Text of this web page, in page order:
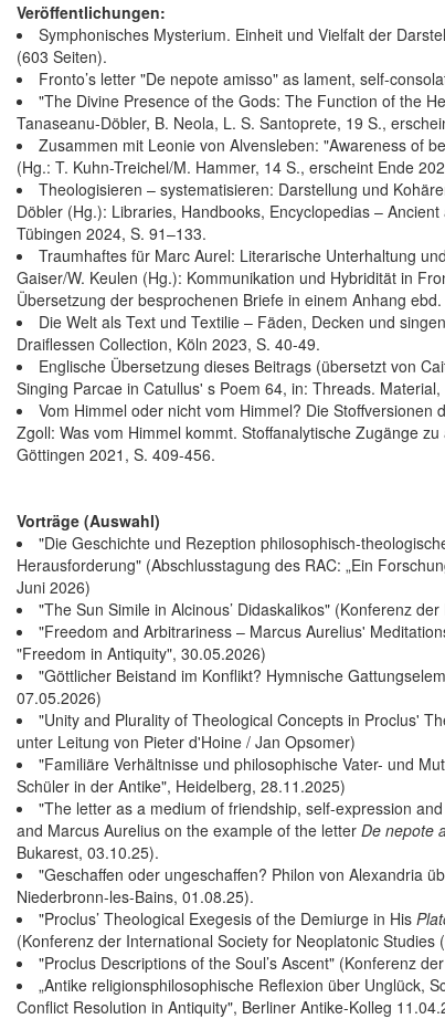
Veröffentlichungen:
Symphonisches Mysterium. Einheit und Vielfalt der
(603 Seiten).
Fronto’s letter "De nepote amisso" as lament, self-
"The Divine Presence of the Gods: The Function of the
Tanaseanu-Döbler, B. Neola, L. S. Santoprete, 19 S.,
Zusammen mit Leonie von Alvensleben: "Awareness of
(Hg.: T. Kuhn-Treichel/M. Hammer, 14 S., erscheint Ende
Theologisieren – systematisieren: Darstellung und
Döbler (Hg.): Libraries, Handbooks, Encyclopedias –
Tübingen 2024, S. 91–133.
Traumhaftes für Marc Aurel: Literarische Unterhaltung
Gaiser/W. Keulen (Hg.): Kommunikation und Hybridität in
Übersetzung der besprochenen Briefe in einem Anhang
Die Welt als Text und Textilie – Fäden, Decken und
Draiflessen Collection, Köln 2023, S. 40-49.
Englische Übersetzung dieses Beitrags (übersetzt von
Singing Parcae in Catullus' s Poem 64, in: Threads.
Vom Himmel oder nicht vom Himmel? Die
Zgoll: Was vom Himmel kommt. Stoffanalytische Zugänge
Göttingen 2021, S. 409-456.
Vorträge (Auswahl)
"Die Geschichte und Rezeption philosophisch-
Herausforderung" (Abschlusstagung des RAC: „Ein
Juni 2026)
"The Sun Simile in Alcinous’ Didaskalikos" (Konferenz
"Freedom and Arbitrariness – Marcus Aurelius'
"Freedom in Antiquity", 30.05.2026)
"Göttlicher Beistand im Konflikt? Hymnische
07.05.2026)
"Unity and Plurality of Theological Concepts in Proclus'
unter Leitung von Pieter d'Hoine / Jan Opsomer)
"Familiäre Verhältnisse und philosophische Vater- und
Schüler in der Antike", Heidelberg, 28.11.2025)
"The letter as a medium of friendship, self-expression
and Marcus Aurelius on the example of the letter De nepote
Bukarest, 03.10.25).
"Geschaffen oder ungeschaffen? Philon von Alexandria
Niederbronn-les-Bains, 01.08.25).
"Proclus’ Theological Exegesis of the Demiurge in His
(Konferenz der International Society for Neoplatonic Studies
"Proclus Descriptions of the Soul’s Ascent" (Konferenz
„Antike religionsphilosophische Reflexion über Unglück,
Conflict Resolution in Antiquity", Berliner Antike-Kolleg